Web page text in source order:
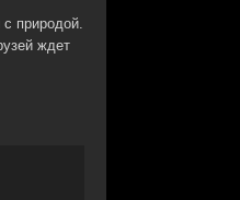
природой.
ждет